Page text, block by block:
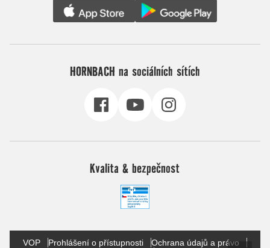
HORNBACH na sociálních sítích
Kvalita & bezpečnost
VOP Prohlášení o přístupnosti
Ochrana údajů a právo